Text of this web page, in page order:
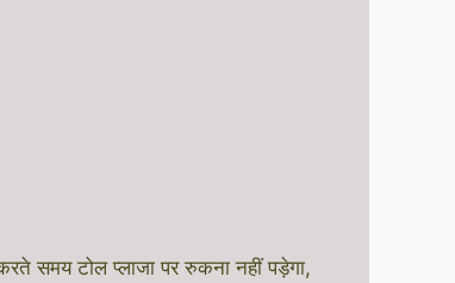
समय टोल प्लाजा पर रुकना नहीं पड़ेगा,